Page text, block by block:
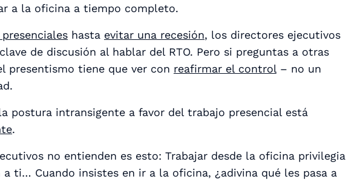
a la oficina a tiempo completo.
hasta evitar una recesión, los directores ejecutivos
de discusión al hablar del RTO. Pero si preguntas a otras
presentismo tiene que ver con reafirmar el control – no un
postura intransigente a favor del trabajo presencial está
.
no entienden es esto: Trabajar desde la oficina privilegia
a ti… Cuando insistes en ir a la oficina, ¿adivina qué les pasa a